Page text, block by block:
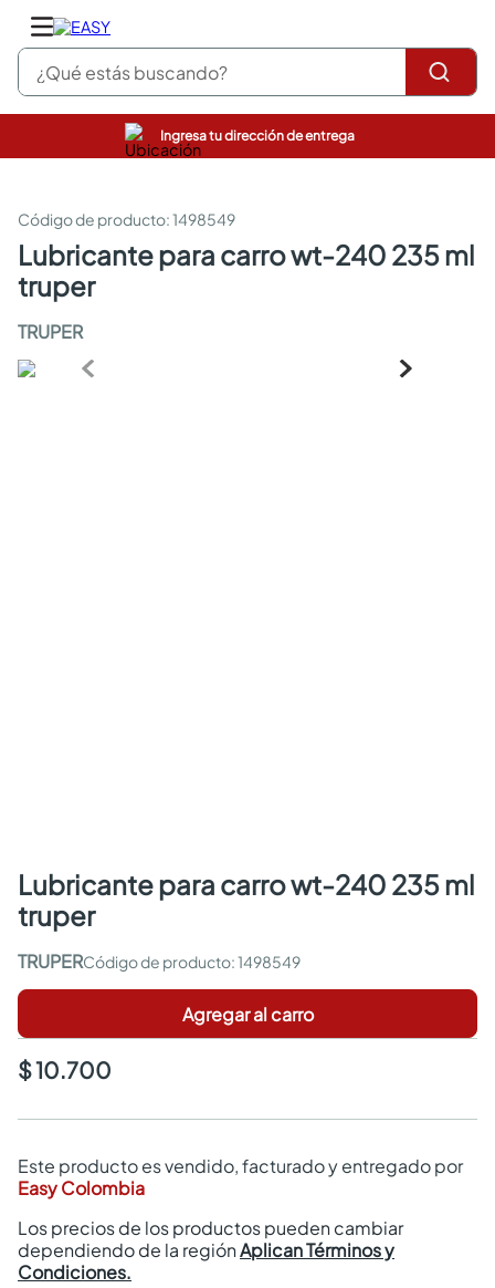
¿Qué estás buscando?
Ingresa tu dirección de entrega
:1498549
lubricante para carro wt-240 235 ml
truper
TRUPER
lubricante para carro wt-240 235 ml
truper
TRUPER :1498549
Agregar al carro
$ 10.700
Este producto es vendido, facturado y entregado por
Easy Colombia
Los precios de los productos pueden cambiar
dependiendo de la regiónAplican Términos y
Condiciones.
pinturas
sanitarios
comedor
escritorio
armarios closet
comedores